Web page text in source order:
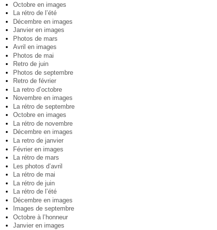
Octobre en images
La rétro de l’été
Décembre en images
Janvier en images
Photos de mars
Avril en images
Photos de mai
Retro de juin
Photos de septembre
Retro de février
La retro d’octobre
Novembre en images
La rétro de septembre
Octobre en images
La rétro de novembre
Décembre en images
La retro de janvier
Février en images
La rétro de mars
Les photos d’avril
La rétro de mai
La rétro de juin
La rétro de l’été
Décembre en images
Images de septembre
Octobre à l’honneur
Janvier en images